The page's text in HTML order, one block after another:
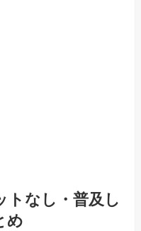
トなし・普及し
め